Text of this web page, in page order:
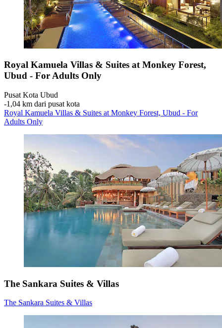
Royal Kamuela Villas & Suites at Monkey Forest,
Ubud - For Adults Only
Pusat Kota Ubud
‐1,04 km dari pusat kota
Royal Kamuela Villas & Suites at Monkey Forest, Ubud - For
Adults Only
The Sankara Suites & Villas
The Sankara Suites & Villas